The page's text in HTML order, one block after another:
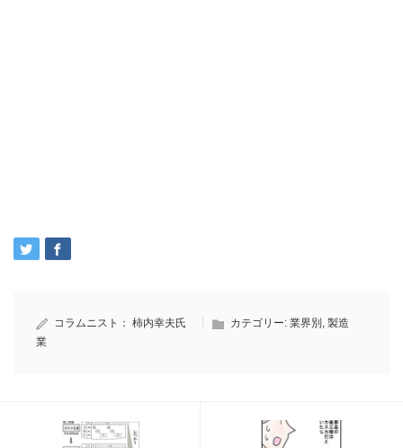
コラムニスト： 柿内幸夫氏 カテゴリー: 業界別 , 製造
業